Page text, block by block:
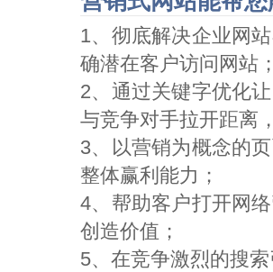
1、彻底解决企业网
确潜在客户访问网站
2、通过关键字优化
与竞争对手拉开距离
3、以营销为概念的
整体赢利能力；
4、帮助客户打开网
创造价值；
5、在竞争激烈的搜